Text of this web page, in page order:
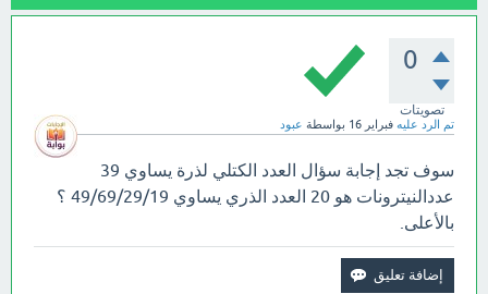
0
تصويتات
تم الرد عليه فبراير 16 بواسطة عبود
سوف تجد إجابة سؤال العدد الكتلي لذرة يساوي 39
عددالنيترونات هو 20 العدد الذري يساوي 49/69/29/19 ؟
بالأعلى.